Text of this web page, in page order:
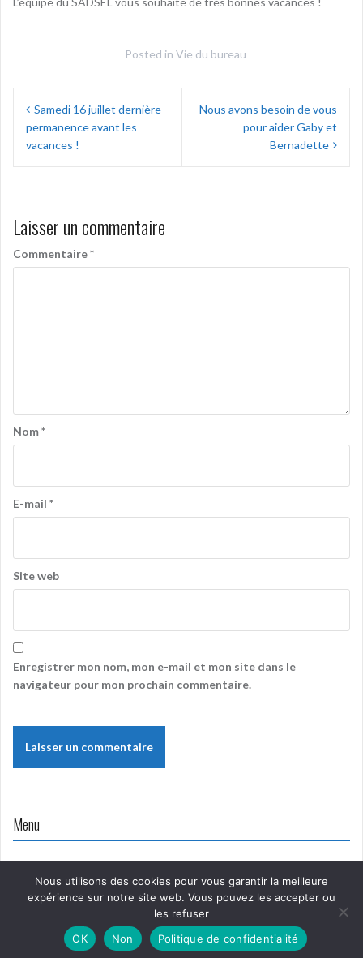
Posted in Vie du bureau
Navigation
de
l’article
Samedi 16 juillet dernière
permanence avant les
vacances !
Nous avons besoin de vous
pour aider Gaby et
Bernadette
Laisser un commentaire
Commentaire*
Nom*
E-mail *
Site web
Enregistrer mon nom, mon e-mail et mon site dans le
navigateur pour mon prochain commentaire.
Menu
Proudly powered by WordPress|Theme:Oriaby
JustFreeThemes.
Nous utilisons des cookies pour vous garantir la meilleure
expérience sur notre site web. Vous pouvez les accepter ou
les refuser
OK
Non Politique de confidentialité